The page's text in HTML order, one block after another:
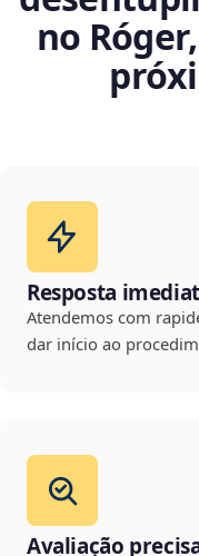
no
Resposta
Atendemos com
dar início ao
Avaliação